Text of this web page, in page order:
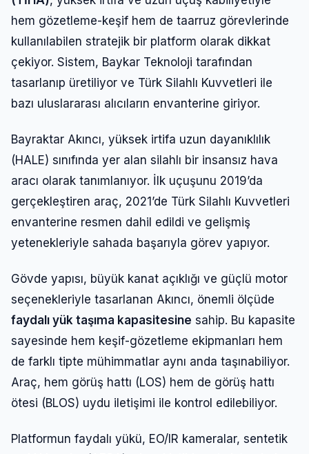
hem gözetleme-keşif hem de taarruz görevlerinde
kullanılabilen stratejik bir platform olarak dikkat
çekiyor. Sistem, Baykar Teknoloji tarafından
tasarlanıp üretiliyor ve Türk Silahlı Kuvvetleri ile
bazı uluslararası alıcıların envanterine giriyor.
Bayraktar Akıncı, yüksek irtifa uzun dayanıklılık
(HALE) sınıfında yer alan silahlı bir insansız hava
aracı olarak tanımlanıyor. İlk uçuşunu 2019’da
gerçekleştiren araç, 2021’de Türk Silahlı Kuvvetleri
envanterine resmen dahil edildi ve gelişmiş
yetenekleriyle sahada başarıyla görev yapıyor.
Gövde yapısı, büyük kanat açıklığı ve güçlü motor
seçenekleriyle tasarlanan Akıncı, önemli ölçüde
faydalı yük taşıma kapasitesine sahip. Bu kapasite
sayesinde hem keşif-gözetleme ekipmanları hem
de farklı tipte mühimmatlar aynı anda taşınabiliyor.
Araç, hem görüş hattı (LOS) hem de görüş hattı
ötesi (BLOS) uydu iletişimi ile kontrol edilebiliyor.
Platformun faydalı yükü, EO/IR kameralar, sentetik
Şifre
Beni Hatırla Şifremi Unuttum
Giriş Yap